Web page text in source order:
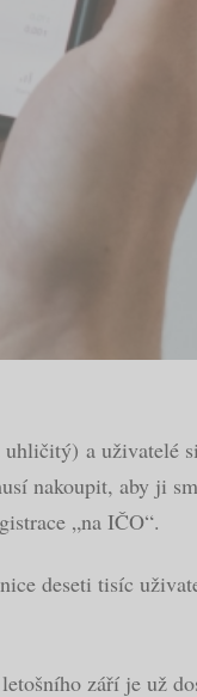
a uživatelé
nakoupit, aby ji
„na IČO“.
deseti tisíc
září je už